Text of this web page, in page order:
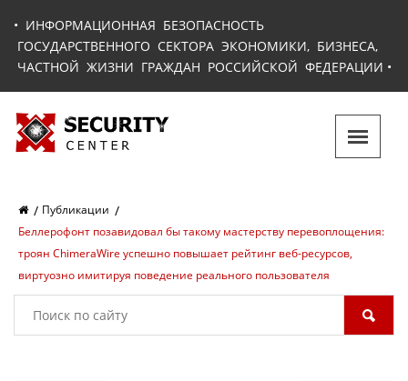
• ИНФОРМАЦИОННАЯ БЕЗОПАСНОСТЬ
ГОСУДАРСТВЕННОГО СЕКТОРА ЭКОНОМИКИ, БИЗНЕСА,
ЧАСТНОЙ ЖИЗНИ ГРАЖДАН РОССИЙСКОЙ ФЕДЕРАЦИИ •
Публикации
Беллерофонт позавидовал бы такому мастерству перевоплощения:
троян ChimeraWire успешно повышает рейтинг веб-ресурсов,
виртуозно имитируя поведение реального пользователя